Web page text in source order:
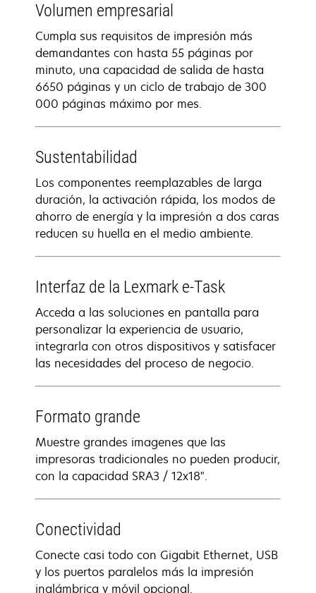
Volumen empresarial
Cumpla sus requisitos de impresión más
demandantes con hasta 55 páginas por
minuto, una capacidad de salida de hasta
6650 páginas y un ciclo de trabajo de 300
000 páginas máximo por mes.
Sustentabilidad
Los componentes reemplazables de larga
duración, la activación rápida, los modos de
ahorro de energía y la impresión a dos caras
reducen su huella en el medio ambiente.
Interfaz de la Lexmark e-Task
Acceda a las soluciones en pantalla para
personalizar la experiencia de usuario,
integrarla con otros dispositivos y satisfacer
las necesidades del proceso de negocio.
Formato grande
Muestre grandes imagenes que las
impresoras tradicionales no pueden producir,
con la capacidad SRA3 / 12x18".
Conectividad
Conecte casi todo con Gigabit Ethernet, USB
y los puertos paralelos más la impresión
inalámbrica y móvil opcional.